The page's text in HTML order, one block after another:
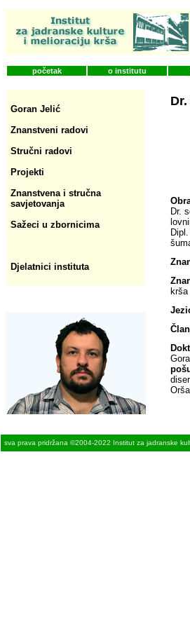
početak o institutu
Goran Jelić
Znanstveni radovi
Stručni radovi
Projekti
Znanstvena i stručna
savjetovanja
Sažeci u zbornicima
Djelatnici instituta
Dr.
krša
sva prava pridržana ©2004-2022 Institut za jadranske